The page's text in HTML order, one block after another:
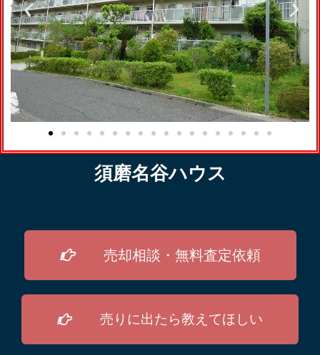
須磨名谷ハウス
売却相談・無料査定依頼
売りに出たら教えてほしい